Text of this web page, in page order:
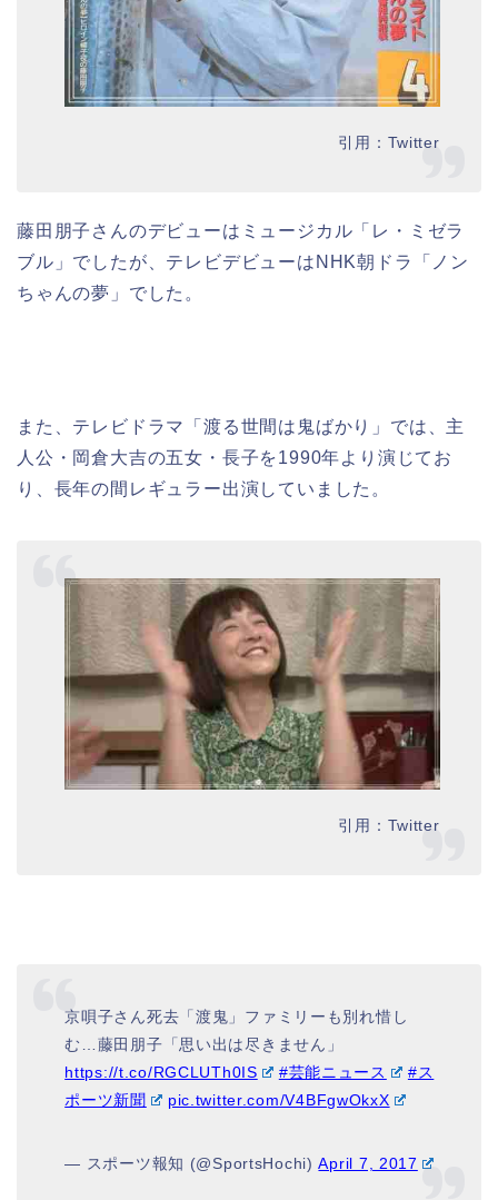
引用：Twitter
藤田朋子さんのデビューはミュージカル「レ・ミゼラ
ブル」でしたが、テレビデビューはNHK朝ドラ「ノン
ちゃんの夢」でした。
また、テレビドラマ「渡る世間は鬼ばかり」では、主
人公・岡倉大吉の五女・長子を1990年より演じてお
り、長年の間レギュラー出演していました。
引用：Twitter
京唄子さん死去「渡鬼」ファミリーも別れ惜し
む…藤田朋子「思い出は尽きません」
https://t.co/RGCLUTh0IS
#芸能ニュース
#ス
ポーツ新聞
pic.twitter.com/V4BFgwOkxX
— スポーツ報知 (@SportsHochi)April 7, 2017